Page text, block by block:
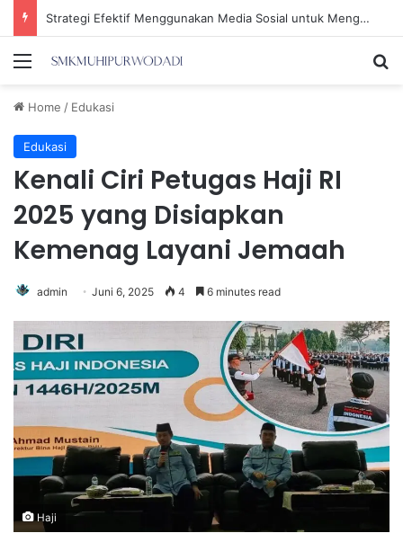
Strategi Efektif Menggunakan Media Sosial untuk Menghemat Waktu Berharga Anda
Menu
Home / Edukasi
Edukasi
Kenali Ciri Petugas Haji RI
2025 yang Disiapkan
Kemenag Layani Jemaah
admin Juni 6, 2025 4 6 minutes read
Haji